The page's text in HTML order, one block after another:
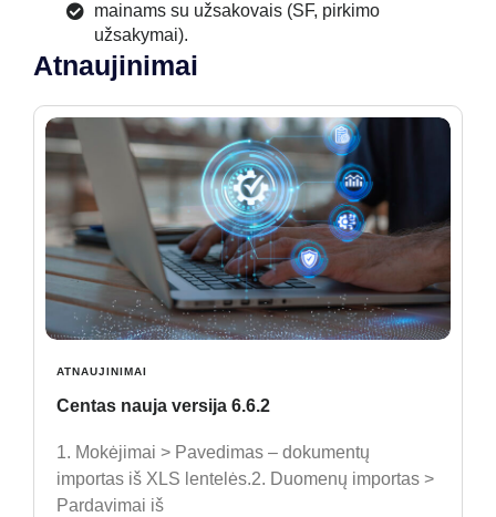
mainams su užsakovais (SF, pirkimo
užsakymai).
Atnaujinimai
ATNAUJINIMAI
Centas nauja versija 6.6.2
1. Mokėjimai > Pavedimas – dokumentų
importas iš XLS lentelės.2. Duomenų importas >
Pardavimai iš